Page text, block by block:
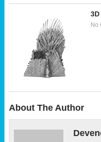
3D
No
About The Author